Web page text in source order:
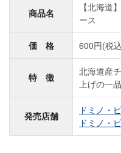
商品名
【北海道
ース
価 格 600円(税
特 徴
北海道産
上げの一
発売店舗
ドミノ・
ドミノ・